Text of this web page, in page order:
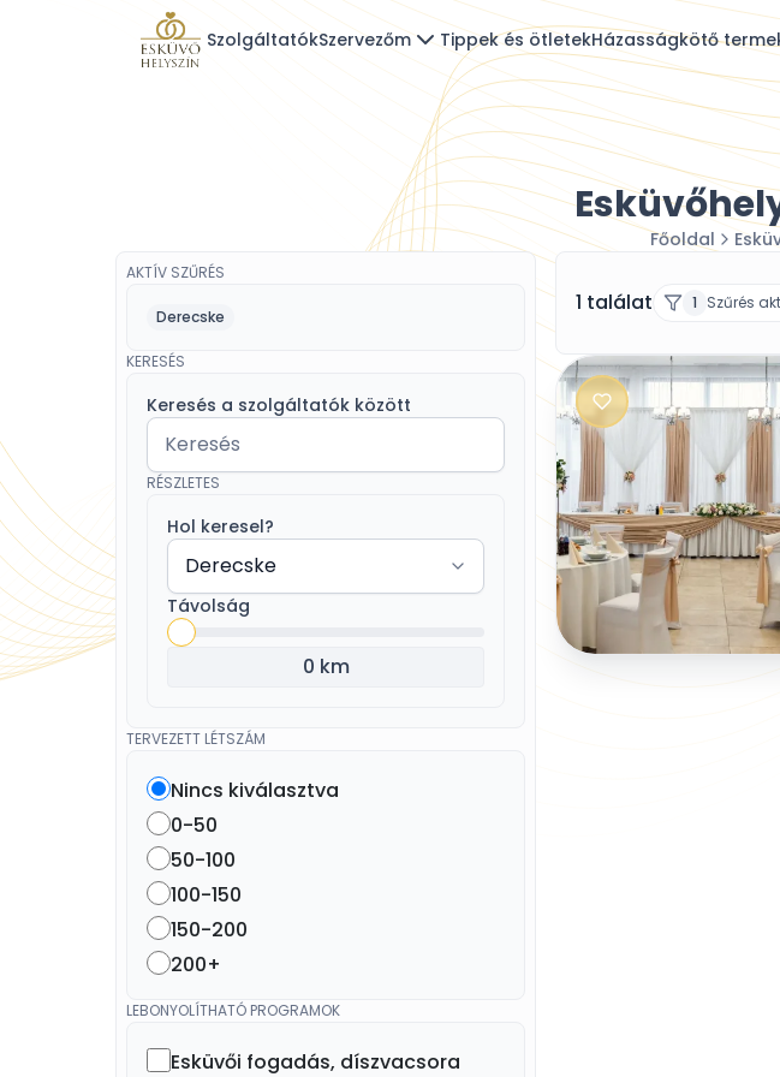
SzolgáltatókSzervezőm Tippek és ötletekHázasságkötő
Főoldal
AKTÍV SZŰRÉS
Derecske
KERESÉS
Keresés a szolgáltatók között
RÉSZLETES
Hol keresel?
Távolság
0 km
TERVEZETT LÉTSZÁM
Nincs kiválasztva
0-50
50-100
100-150
150-200
200+
LEBONYOLÍTHATÓ PROGRAMOK
Esküvői fogadás, díszvacsora
1 találat 1 Szűrés